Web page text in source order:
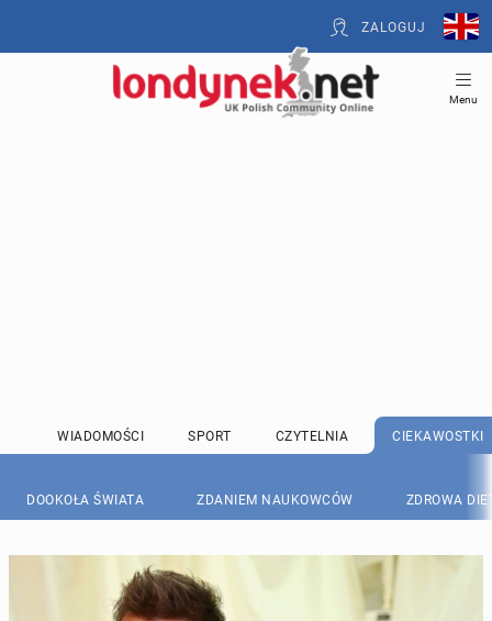
ZALOGUJ
Menu
WIADOMOŚCI SPORT CZYTELNIA CIEKAWOSTKI
DOOKOŁA ŚWIATA ZDANIEM NAUKOWCÓW ZDROWA